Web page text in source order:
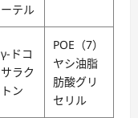
ーテル
γ-ドコ
サラク
トン
POE（7）
ヤシ油脂
肪酸グリ
セリル